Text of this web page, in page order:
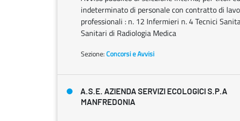
indeterminato di personale con contratto di
professionali : n. 12 Infermieri n. 4 Tecnici
Sanitari di Radiologia Medica
Sezione:Concorsi e Avvisi
A.S.E. AZIENDA SERVIZI ECOLOGICI S.P.A
MANFREDONIA